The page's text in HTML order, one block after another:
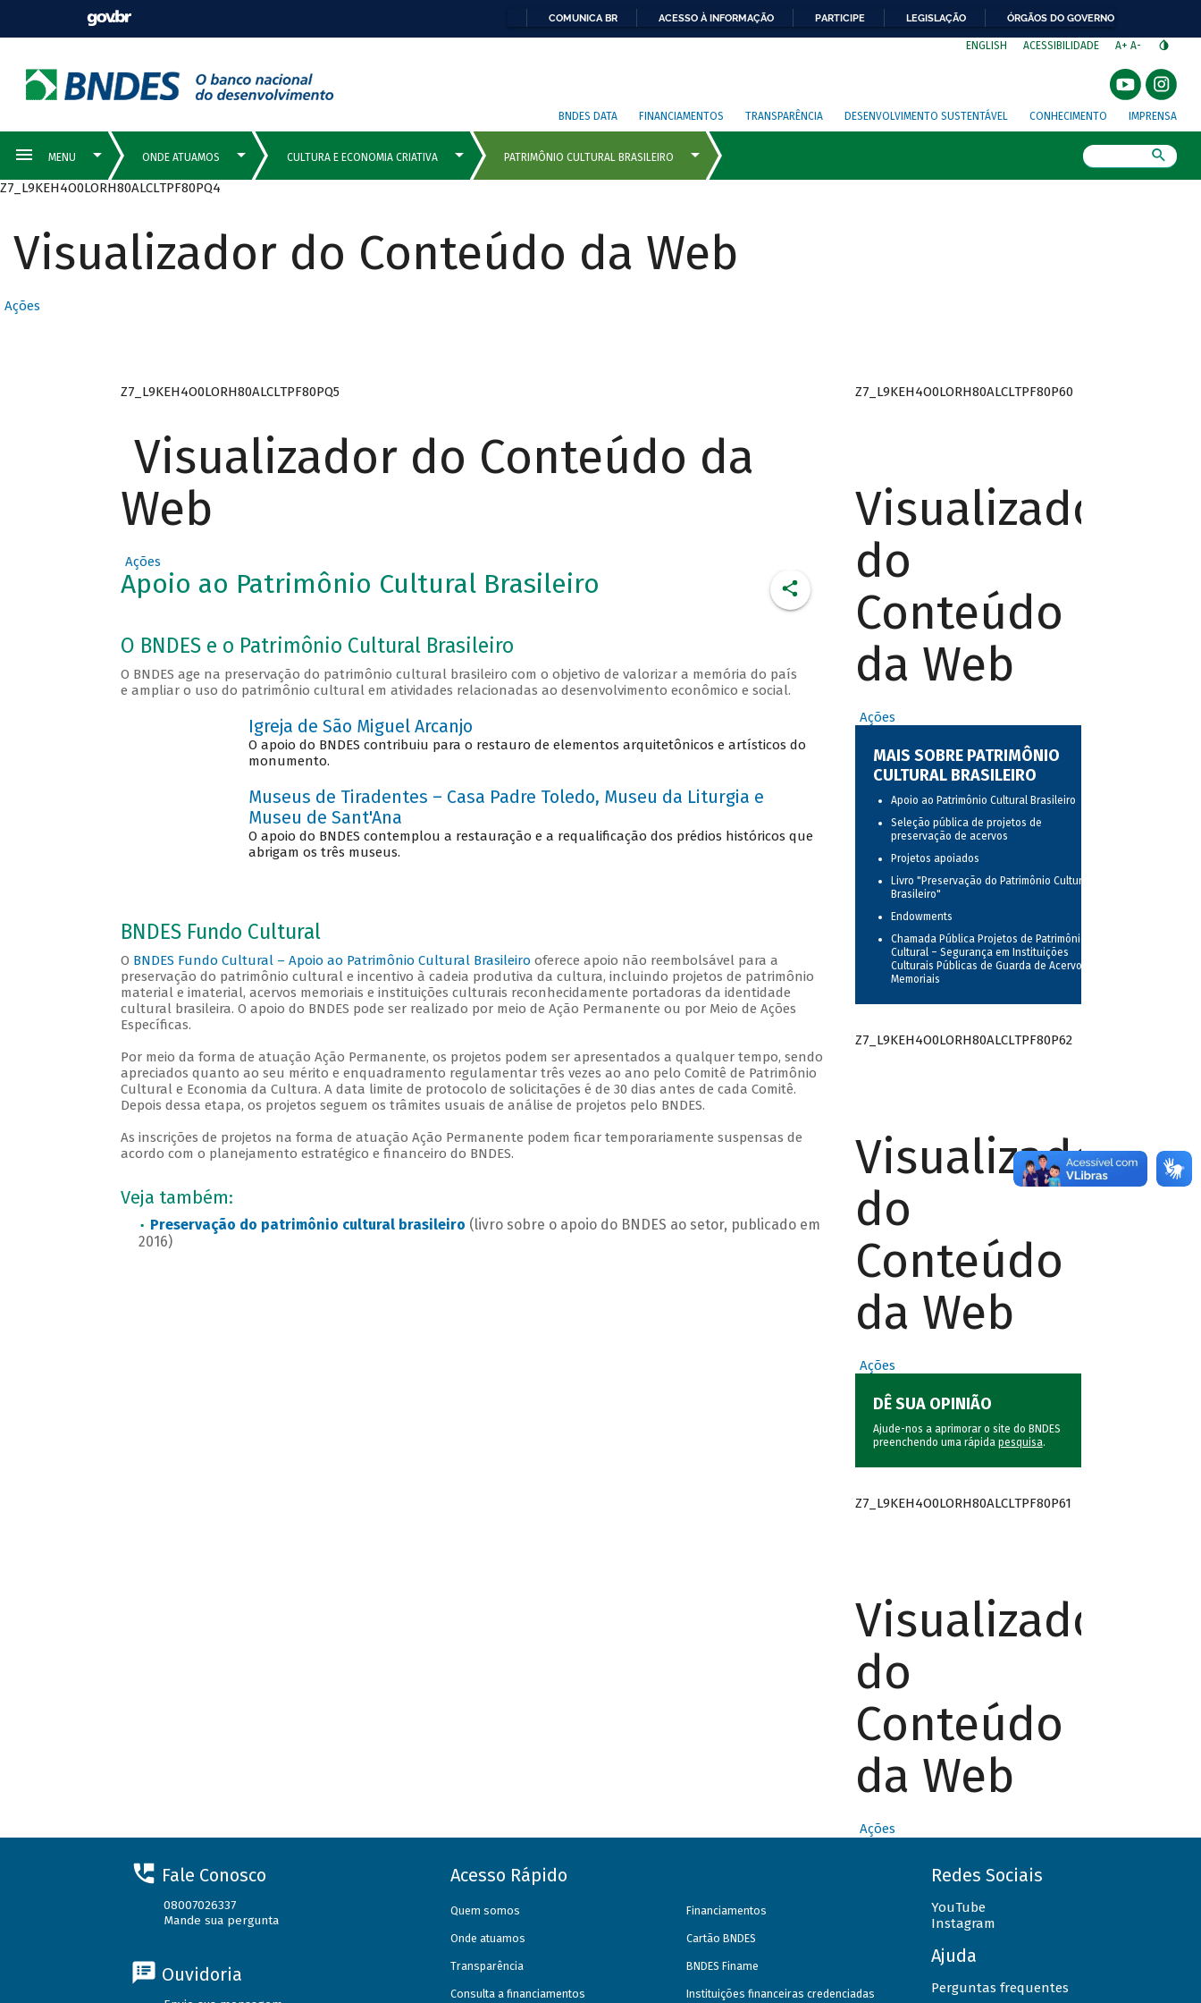
COMUNICA BR ACESSO À INFORMAÇÃO PARTICIPE LEGISLAÇÃO ÓRGÃOS DO GOVERNO
ENGLISH ACESSIBILIDADE A+ A-
BNDES DATA FINANCIAMENTOS TRANSPARÊNCIA DESENVOLVIMENTO SUSTENTÁVEL CONHECIMENTO IMPRENSA
Z7_L9KEH4O0LORH80ALCLTPF80PQ4
Visualizador do Conteúdo da Web
Ações
Z7_L9KEH4O0LORH80ALCLTPF80PQ5
Visualizador do Conteúdo da
Web
Ações
Apoio ao Patrimônio Cultural Brasileiro
O BNDES e o Patrimônio Cultural Brasileiro
O BNDES age na preservação do patrimônio cultural brasileiro com o objetivo de valorizar a memória do país
e ampliar o uso do patrimônio cultural em atividades relacionadas ao desenvolvimento econômico e social.
Igreja de São Miguel Arcanjo
O apoio do BNDES contribuiu para o restauro de elementos arquitetônicos e artísticos do
monumento.
Museus de Tiradentes – Casa Padre Toledo, Museu da Liturgia e
Museu de Sant'Ana
O apoio do BNDES contemplou a restauração e a requalificação dos prédios históricos que
abrigam os três museus.
BNDES Fundo Cultural
O BNDES Fundo Cultural – Apoio ao Patrimônio Cultural Brasileiro oferece apoio não reembolsável para a
preservação do patrimônio cultural e incentivo à cadeia produtiva da cultura, incluindo projetos de patrimônio
material e imaterial, acervos memoriais e instituições culturais reconhecidamente portadoras da identidade
cultural brasileira. O apoio do BNDES pode ser realizado por meio de Ação Permanente ou por Meio de Ações
Específicas.
Por meio da forma de atuação Ação Permanente, os projetos podem ser apresentados a qualquer tempo, sendo
apreciados quanto ao seu mérito e enquadramento regulamentar três vezes ao ano pelo Comitê de Patrimônio
Cultural e Economia da Cultura. A data limite de protocolo de solicitações é de 30 dias antes de cada Comitê.
Depois dessa etapa, os projetos seguem os trâmites usuais de análise de projetos pelo BNDES.
As inscrições de projetos na forma de atuação Ação Permanente podem ficar temporariamente suspensas de
acordo com o planejamento estratégico e financeiro do BNDES.
Veja também:
Preservação do patrimônio cultural brasileiro (livro sobre o apoio do BNDES ao setor, publicado em
2016)
Z7_L9KEH4O0LORH80ALCLTPF80P60
Visualizador
do
Conteúdo
da Web
Ações
MAIS SOBRE PATRIMÔNIO
CULTURAL BRASILEIRO
Apoio ao Patrimônio Cultural Brasileiro
Seleção pública de projetos de
preservação de acervos
Projetos apoiados
Livro "Preservação do Patrimônio Cultural
Brasileiro"
Endowments
Chamada Pública Projetos de Patrimônio
Cultural – Segurança em Instituições
Culturais Públicas de Guarda de Acervos
Memoriais
Z7_L9KEH4O0LORH80ALCLTPF80P62
Visualizador
do
Conteúdo
da Web
Ações
DÊ SUA OPINIÃO
Ajude-nos a aprimorar o site do BNDES
preenchendo uma rápida pesquisa.
Z7_L9KEH4O0LORH80ALCLTPF80P61
Visualizador
do
Conteúdo
da Web
Ações
Fale Conosco
08007026337
Mande sua pergunta
Ouvidoria
Acesso Rápido
Quem somos
Onde atuamos
Transparência
Consulta a financiamentos
Financiamentos
Cartão BNDES
BNDES Finame
Instituições financeiras credenciadas
Redes Sociais
YouTube
Instagram
Ajuda
Perguntas frequentes